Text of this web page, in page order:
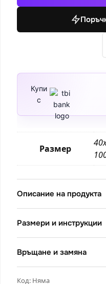
Купи
с
Размер
Описание на продукта
Размери и инструкции
Връщане и замяна
Код: Няма